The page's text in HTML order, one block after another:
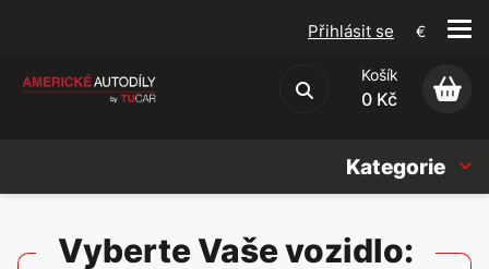
Obchodní podmínky
Přihlásit se €
Košík
0 Kč
Kategorie
Vyberte Vaše vozidlo: